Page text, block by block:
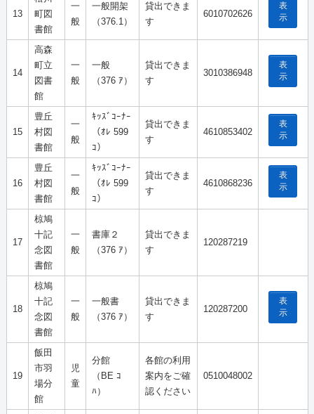
13
町図
書館
一
般
一般開架
（376.1）
貸出できま
す
6010702626
表
示
14
高森
町立
図書
館
一
般
一般
（376 ｱ）
貸出できま
す
3010386948
表
示
15
豊丘
村図
書館
一
般
ｷｯｽﾞｺｰﾅｰ
（ｵﾚ 599
ｺ）
貸出できま
す
4610853402
表
示
16
豊丘
村図
書館
一
般
ｷｯｽﾞｺｰﾅｰ
（ｵﾚ 599
ｺ）
貸出できま
す
4610868236
表
示
17
椋鳩
十記
念図
書館
一
般
書庫２
（376 ｱ）
貸出できま
す
120287219
18
椋鳩
十記
念図
書館
一
般
一般書
（376 ｱ）
貸出できま
す
120287200
表
示
19
飯田
市羽
場分
館
児
童
分館
（BE ｺ
ﾊ）
各館の利用
案内をご確
認ください
0510048002